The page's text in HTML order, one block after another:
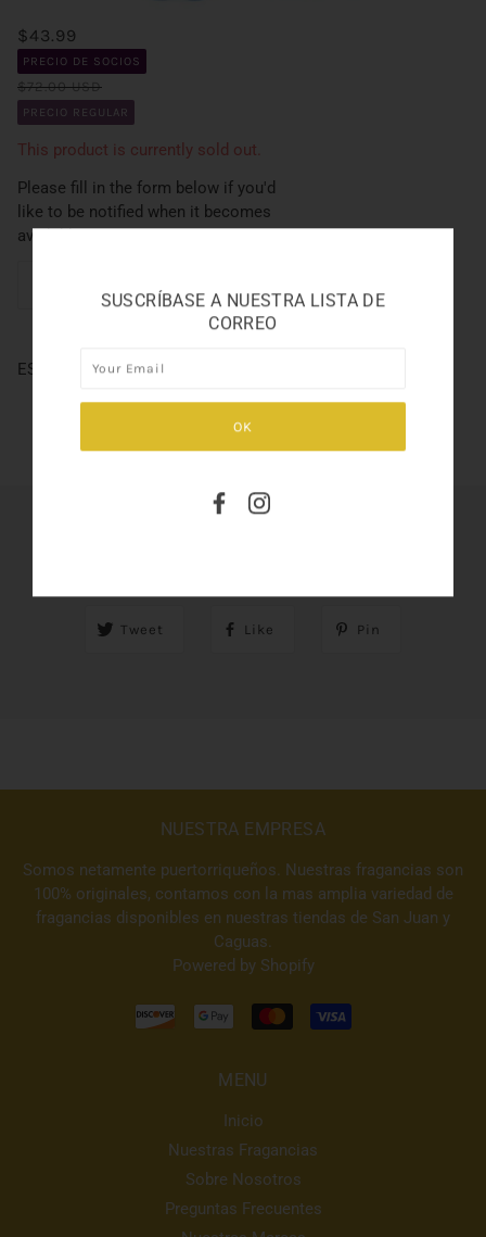
$43.99
PRECIO DE SOCIOS
$72.00 USD
PRECIO REGULAR
This product is currently sold out.
Please fill in the form below if you'd
like to be notified when it becomes
available.
ESCADA AGUA DEL SOL 3.3
Tweet Like Pin
NUESTRA EMPRESA
Somos netamente puertorriqueños. Nuestras fragancias son
100% originales, contamos con la mas amplia variedad de
fragancias disponibles en nuestras tiendas de San Juan y
Caguas.
Powered by Shopify
MENU
Inicio
Nuestras Fragancias
Sobre Nosotros
Preguntas Frecuentes
SUSCRÍBASE A NUESTRA LISTA DE
CORREO